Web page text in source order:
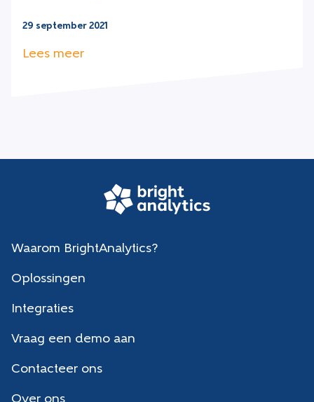
29 september 2021
Lees meer
Waarom BrightAnalytics?
Oplossingen
Integraties
Vraag een demo aan
Contacteer ons